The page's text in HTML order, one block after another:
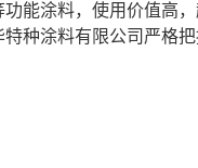
能涂料，使用价值高
种涂料有限公司严格